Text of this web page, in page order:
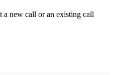
a new call or an existing call